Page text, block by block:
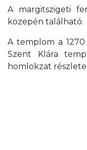
A margitszigeti
közepén található.
A templom a
Szent Klára
homlokzat